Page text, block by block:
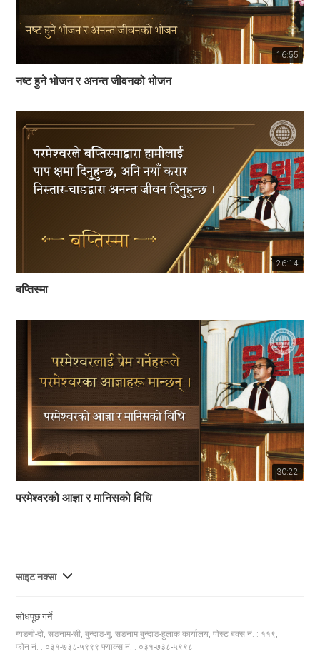
16:55
नष्ट हुने भोजन र अनन्त जीवनको भोजन
26:14
बप्तिस्मा
30:22
परमेश्वरको आज्ञा र मानिसको विधि
साइट नक्सा 사
전
सोधपूछ गर्ने
ग्यङगी-दो, सङनाम-सी, बुन्दाङ-गु, सङनाम बुन्दाङ-हुलाक कार्यालय, पोस्ट बक्स नं. : ११९,
फोन नं. : ०३१-७३८-५९९९ फ्याक्स नं. : ०३१-७३८-५९९८